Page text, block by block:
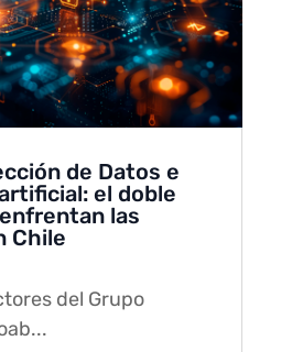
de Datos e
el doble
las
Chile
del Grupo